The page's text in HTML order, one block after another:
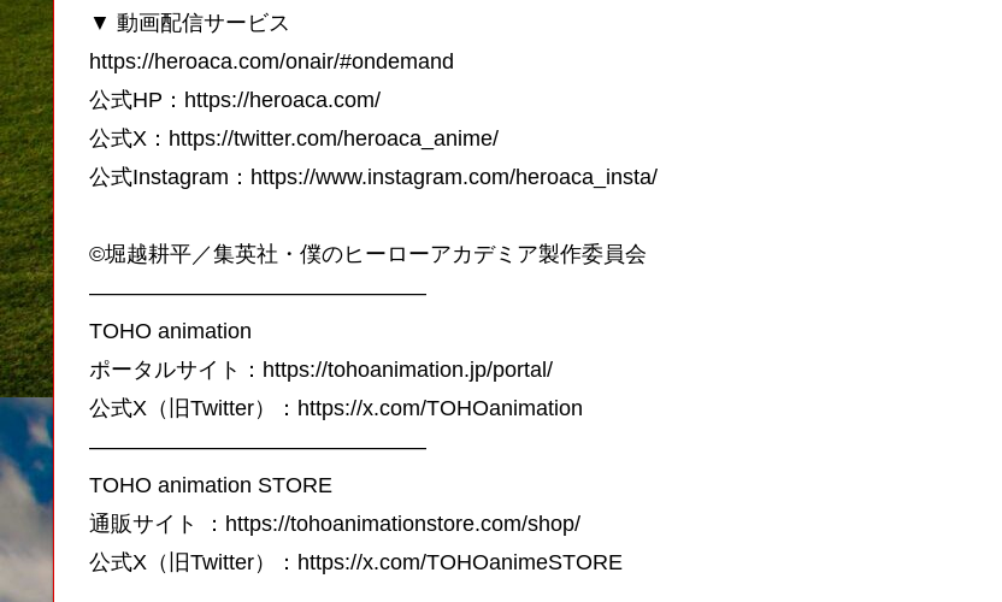
▼ 動画配信サービス
https://heroaca.com/onair/#ondemand
公式HP：https://heroaca.com/
公式X：https://twitter.com/heroaca_anime/
公式Instagram：https://www.instagram.com/heroaca_insta/
©堀越耕平／集英社・僕のヒーローアカデミア製作委員会
———————————————–
TOHO animation
ポータルサイト：https://tohoanimation.jp/portal/
公式X（旧Twitter）：https://x.com/TOHOanimation
———————————————–
TOHO animation STORE
通販サイト ：https://tohoanimationstore.com/shop/
公式X（旧Twitter）：https://x.com/TOHOanimeSTORE